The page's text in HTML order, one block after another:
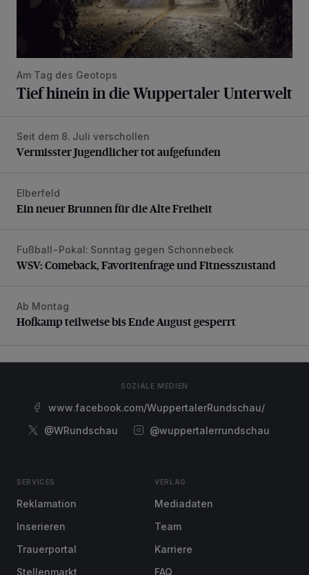
Am Tag des Geotops
Tief hinein in die Wuppertaler Unterwelt
Vermisster Jugendlicher tot aufgefunden
Seit dem 8. Juli verschollen
Vermisster Jugendlicher tot aufgefunden
Ein neuer Brunnen für die Alte Freiheit
Elberfeld
Ein neuer Brunnen für die Alte Freiheit
WSV: Comeback, Favoritenfrage und Fitnesszustand
Fußball-Pokal: Sonntag gegen Schonnebeck
WSV: Comeback, Favoritenfrage und Fitnesszustand
Hofkamp teilweise bis Ende August gesperrt
Ab Montag
Hofkamp teilweise bis Ende August gesperrt
SOZIALE MEDIEN
www.facebook.com/WuppertalerRundschau/
@WRundschau
@wuppertalerrundschau
SERVICES
Reklamation
Inserieren
Trauerportal
Stellenmarkt
VERLAG
Mediadaten
Team
Karriere
FAQ